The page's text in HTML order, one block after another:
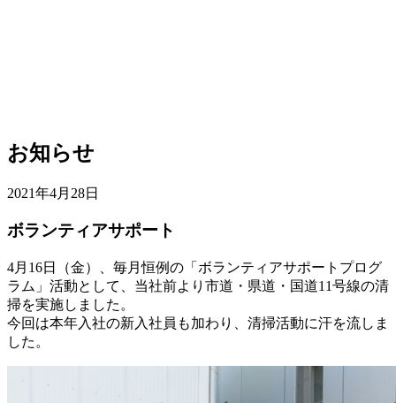
お知らせ
2021年4月28日
ボランティアサポート
4月16日（金）、毎月恒例の「ボランティアサポートプログ
ラム」活動として、当社前より市道・県道・国道11号線の清
掃を実施しました。
今回は本年入社の新入社員も加わり、清掃活動に汗を流しま
した。